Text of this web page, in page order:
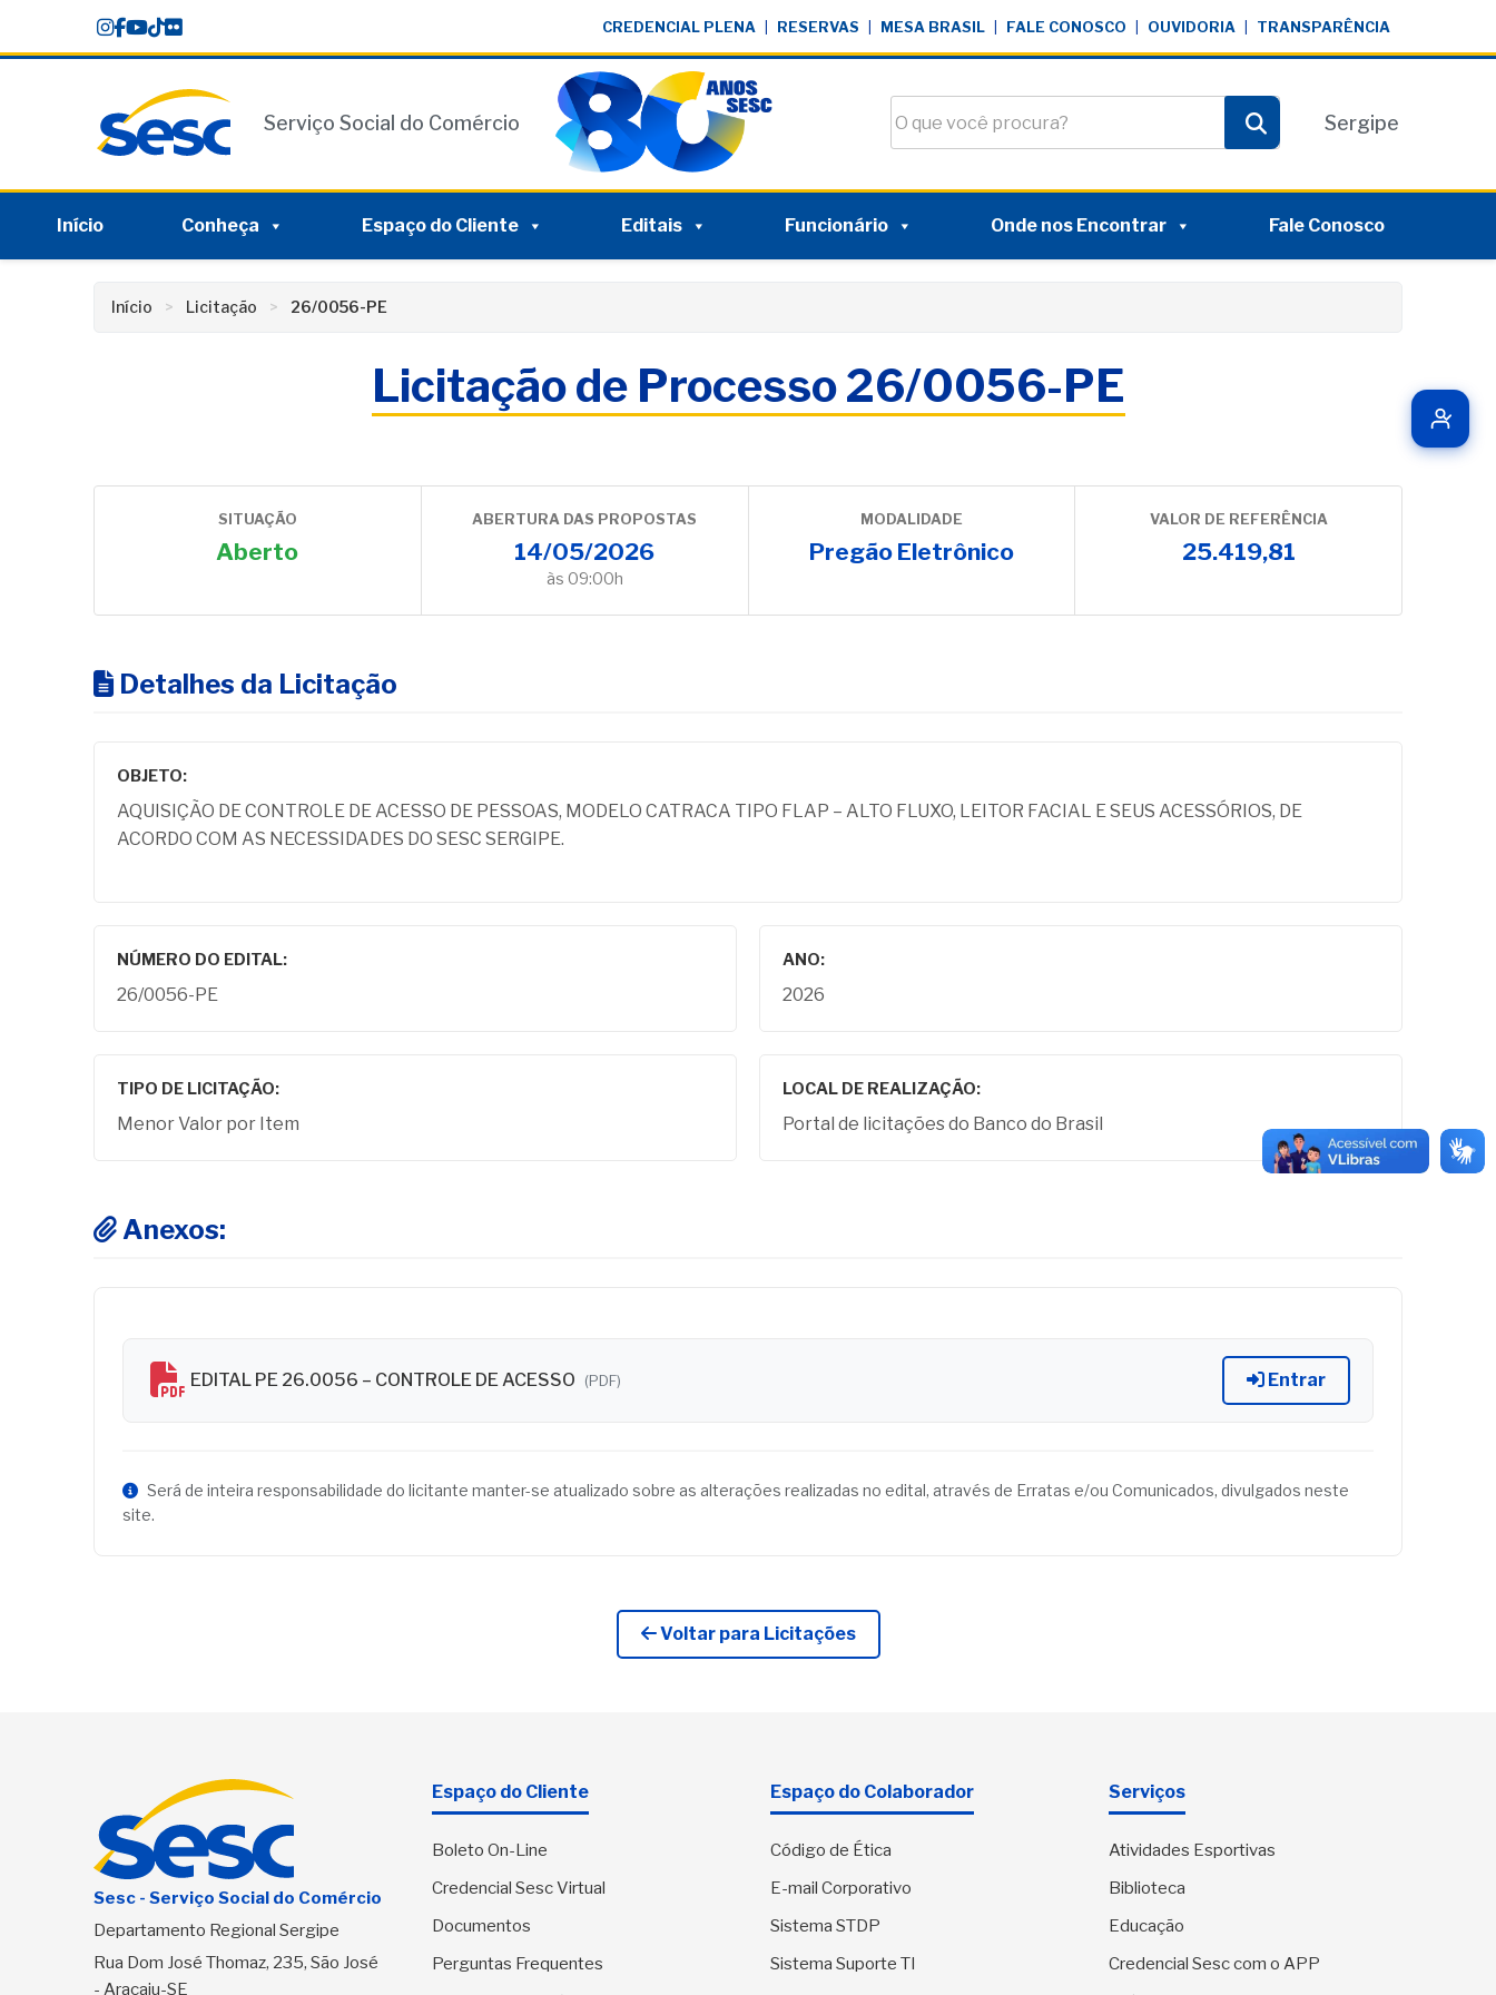
content
CREDENCIAL PLENA RESERVAS MESA BRASIL FALE CONOSCO OUVIDORIA TRANSPARÊNCIA
Serviço Social do Comércio
Pesquisar
Sergipe
Início Conheça Espaço do Cliente Editais Funcionário Onde nos Encontrar Fale Conosco
Início Licitação 26/0056-PE
Licitação de Processo 26/0056-PE
SITUAÇÃO
Aberto
ABERTURA DAS PROPOSTAS
14/05/2026
às 09:00h
MODALIDADE
Pregão Eletrônico
VALOR DE REFERÊNCIA
25.419,81
Detalhes da Licitação
OBJETO:
AQUISIÇÃO DE CONTROLE DE ACESSO DE PESSOAS, MODELO CATRACA TIPO FLAP – ALTO FLUXO, LEITOR FACIAL E SEUS ACESSÓRIOS, DE
ACORDO COM AS NECESSIDADES DO SESC SERGIPE.
NÚMERO DO EDITAL:
26/0056-PE
ANO:
2026
TIPO DE LICITAÇÃO:
Menor Valor por Item
LOCAL DE REALIZAÇÃO:
Portal de licitações do Banco do Brasil
Anexos:
EDITAL PE 26.0056 – CONTROLE DE ACESSO (PDF) Entrar
Será de inteira responsabilidade do licitante manter-se atualizado sobre as alterações realizadas no edital, através de Erratas e/ou Comunicados, divulgados neste
site.
Voltar para Licitações
Sesc - Serviço Social do Comércio
Departamento Regional Sergipe
Rua Dom José Thomaz, 235, São José
- Aracaju-SE
Espaço do Cliente
Boleto On-Line
Credencial Sesc Virtual
Documentos
Perguntas Frequentes
Espaço do Colaborador
Código de Ética
E-mail Corporativo
Sistema STDP
Sistema Suporte TI
Serviços
Atividades Esportivas
Biblioteca
Educação
Credencial Sesc com o APP